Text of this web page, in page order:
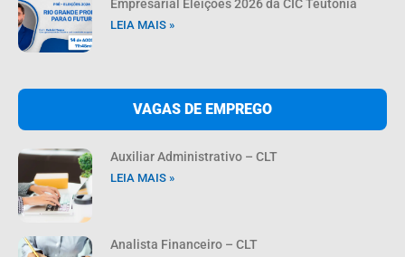
Empresarial Eleições 2026 da CIC Teutônia
LEIA MAIS »
VAGAS DE EMPREGO
Auxiliar Administrativo – CLT
LEIA MAIS »
Analista Financeiro – CLT